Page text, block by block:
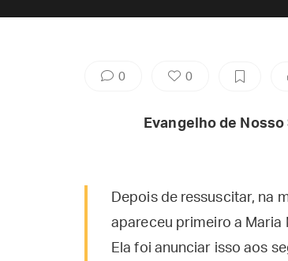
0 0
Evangelho de
Depois de ressuscitar, na
apareceu primeiro a Maria
Ela foi anunciar isso aos